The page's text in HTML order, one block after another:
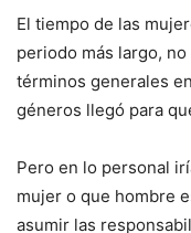
El tiempo de las
periodo más largo,
términos generales
géneros llegó para
Pero en lo personal
mujer o que hombre
asumir las